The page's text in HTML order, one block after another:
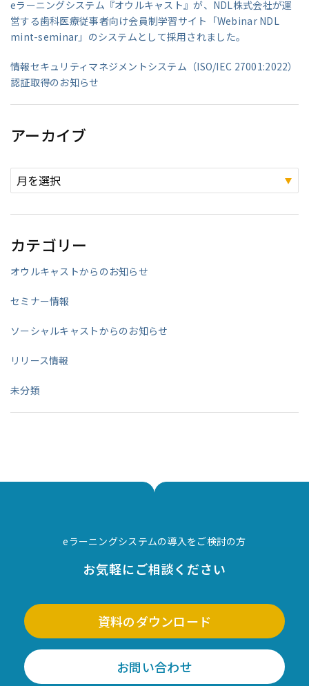
eラーニングシステム『オウルキャスト』が、NDL株式会社が運
営する歯科医療従事者向け会員制学習サイト「Webinar NDL
mint-seminar」のシステムとして採用されました。
情報セキュリティマネジメントシステム（ISO/IEC 27001:2022）
認証取得のお知らせ
アーカイブ
カテゴリー
オウルキャストからのお知らせ
セミナー情報
ソーシャルキャストからのお知らせ
リリース情報
未分類
eラーニングシステムの導入をご検討の方
お気軽にご相談ください
資料のダウンロード
お問い合わせ